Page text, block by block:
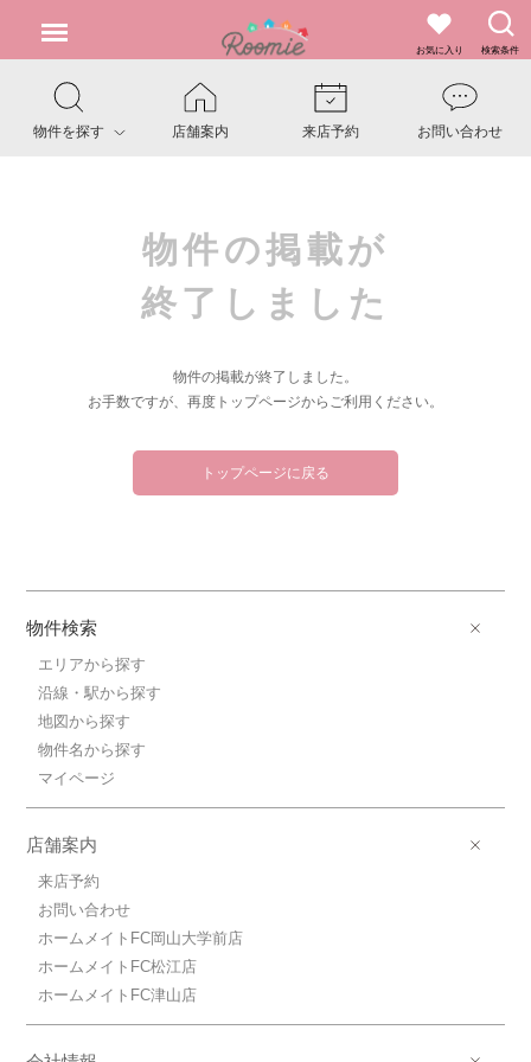
お気に入り 検索条件
物件を探す 店舗案内 来店予約 お問い合わせ
物件の掲載が
終了しました
物件の掲載が終了しました。
お手数ですが、再度トップページからご利用ください。
トップページに戻る
物件検索
エリアから探す
沿線・駅から探す
地図から探す
物件名から探す
マイページ
店舗案内
来店予約
お問い合わせ
ホームメイトFC岡山大学前店
ホームメイトFC松江店
ホームメイトFC津山店